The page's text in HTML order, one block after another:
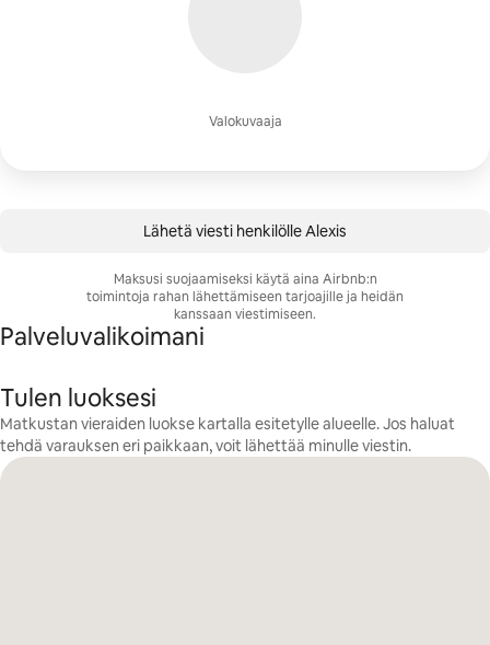
Valokuvaaja
Lähetä viesti henkilölle Alexis
Maksusi suojaamiseksi käytä aina Airbnb:n
toimintoja rahan lähettämiseen tarjoajille ja heidän
kanssaan viestimiseen.
Palveluvalikoimani
Tulen luoksesi
Matkustan vieraiden luokse kartalla esitetylle alueelle. Jos haluat
tehdä varauksen eri paikkaan, voit lähettää minulle viestin.